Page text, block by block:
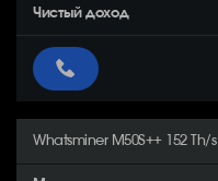
Whatsminer M50S++ 152 Th/s